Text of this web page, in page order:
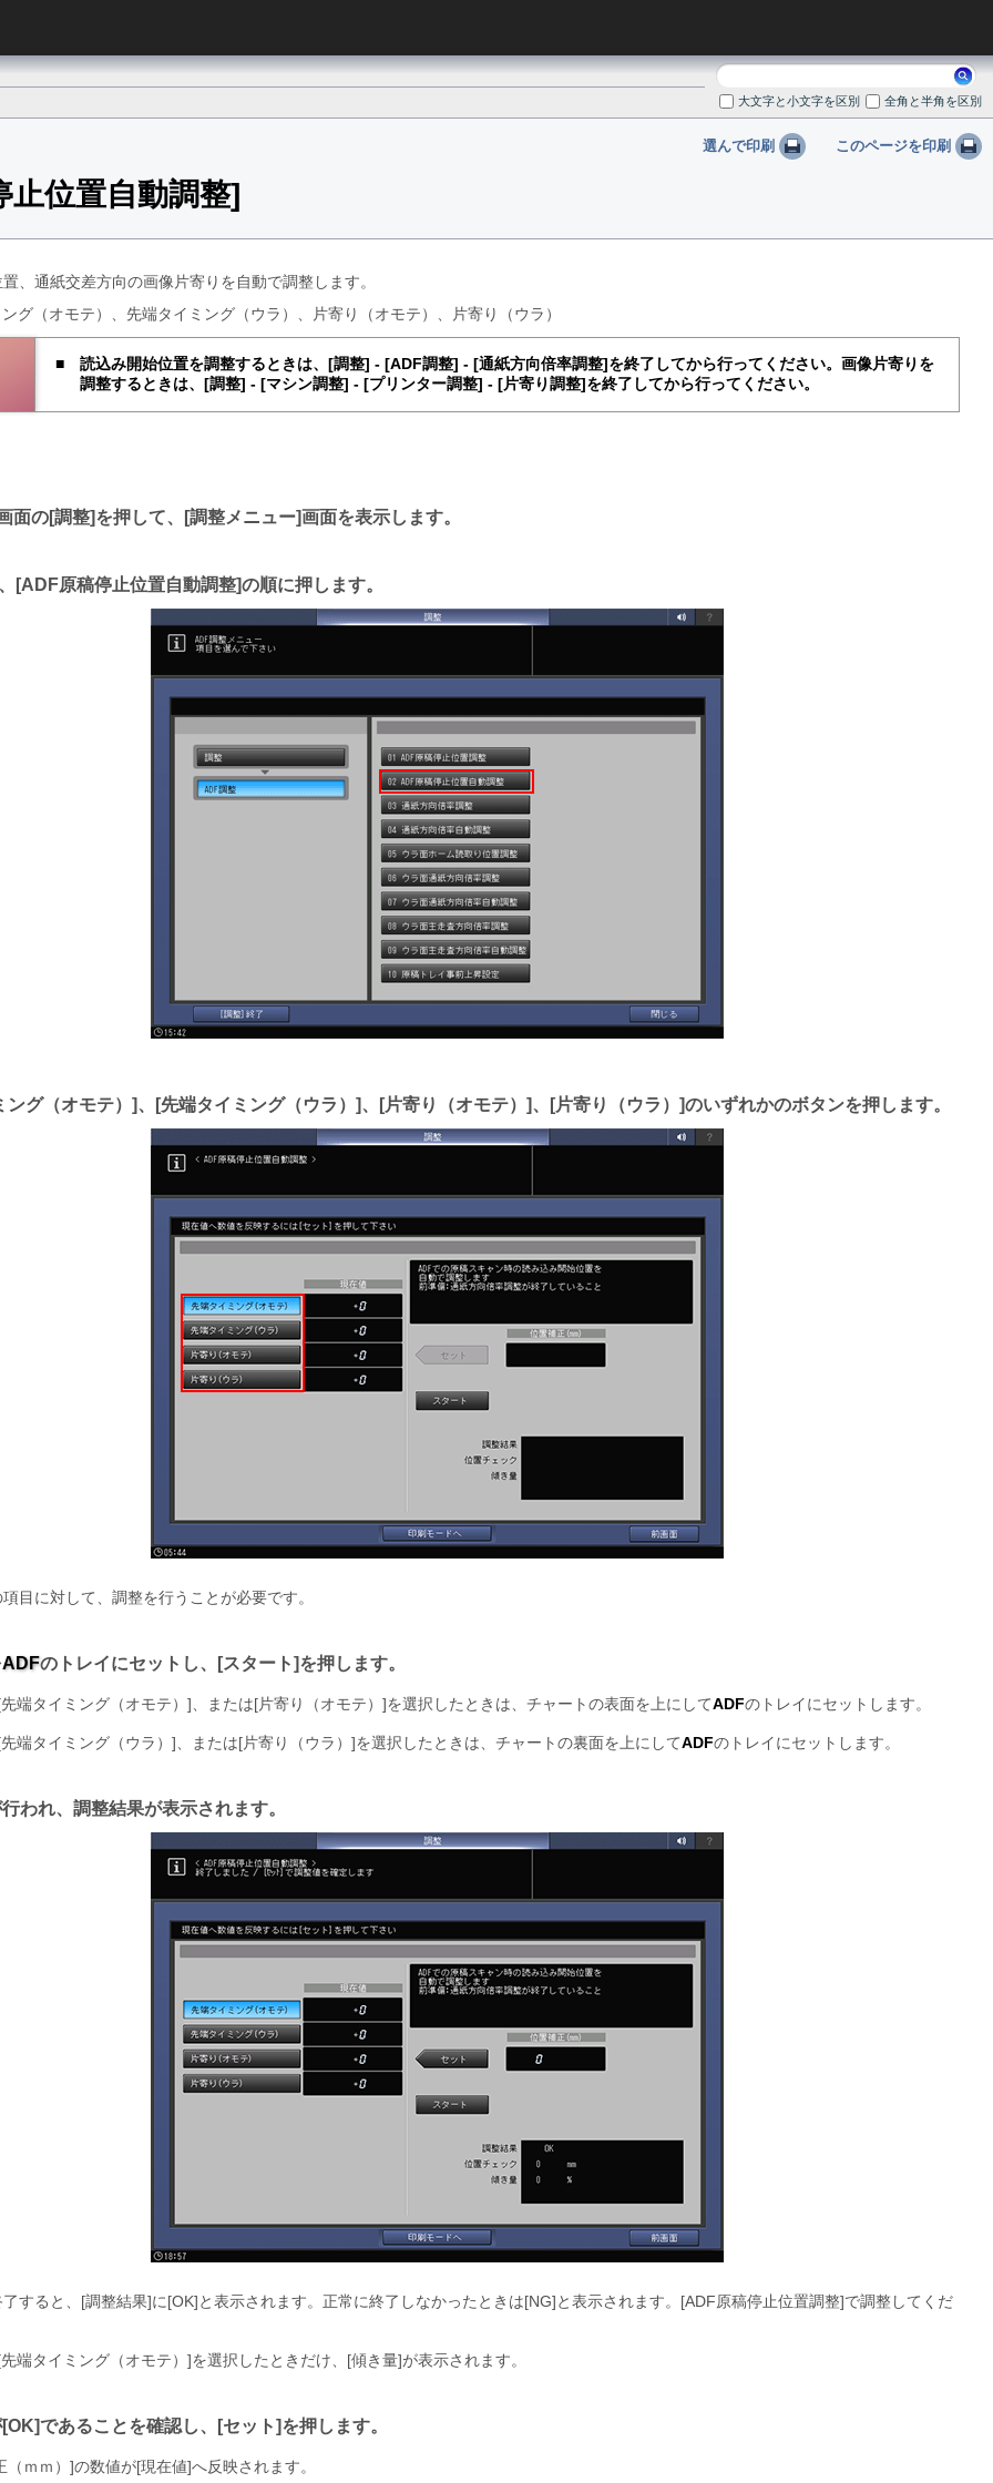
索:大文字と小文字を区別 全角と半角を区別
選んで印刷 このページを印刷
止位置自動調整
、通紙交差方向の画像片寄りを自動で調整します。
グ（オモテ）、先端タイミング（ウラ）、片寄り（オモテ）、片寄り（ウラ）
読込み開始位置を調整するときは、 調整 - ADF調整 - 通紙方向倍率調整 を終了してから行ってください。画像片寄りを
調整するときは、
調整 - マシン調整 - プリンター調整 - 片寄り調整 を終了してから行ってください。
面の 調整 を押して、 調整メニュー 画面を表示します。
ADF原稿停止位置自動調整 の順に押します。
グ（オモテ） 、 先端タイミング（ウラ） 、 片寄り（オモテ） 、 片寄り（ウラ） のいずれかのボタンを押します。
目に対して、調整を行うことが必要です。
ADFのトレイにセットし、 スタート を押します。
先端タイミング（オモテ） 、または 片寄り（オモテ） を選択したときは、チャートの表面を上にしてADFのトレイにセットします。
先端タイミング（ウラ） 、または 片寄り（ウラ） を選択したときは、チャートの裏面を上にしてADFのトレイにセットします。
われ、調整結果が表示されます。
すると、 調整結果 に OK と表示されます。正常に終了しなかったときは NG と表示されます。 ADF原稿停止位置調整 で調整してくだ
先端タイミング（オモテ） を選択したときだけ、 傾き量 が表示されます。
OK であることを確認し、 セット を押します。
ｍｍ） の数値が 現在値 へ反映されます。